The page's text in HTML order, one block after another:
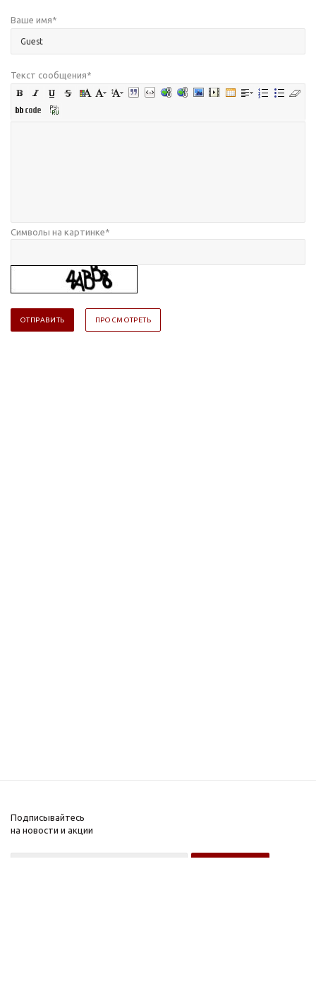
Ваше имя*
Текст сообщения*
Символы на картинке*
Подписывайтесь
на новости и акции